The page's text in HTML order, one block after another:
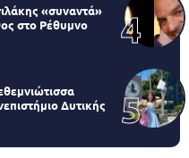
«συναντά»
στο Ρέθυμνο
Δυτικής